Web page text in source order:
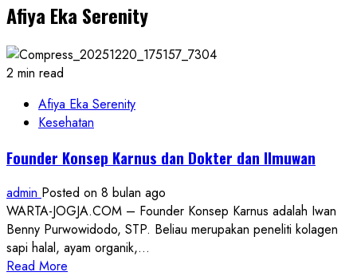
Diduga
Pelaku
Pelecehan
Seksual
Siswinya
Sudah
Afiya Eka Serenity
2 min read
Afiya Eka Serenity
Kesehatan
Founder Konsep Karnus dan Dokter dan Ilmuwan
admin Posted on 8 bulan ago
WARTA-JOGJA.COM – Founder Konsep Karnus adalah Iwan
Benny Purwowidodo, STP. Beliau merupakan peneliti kolagen
sapi halal, ayam organik,...
Read More